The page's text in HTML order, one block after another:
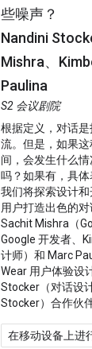
些噪声？
Nandini
Mishra、
Paulina
S2 会议剧院
根据定义，对话
流。但是，如果
间，会发生什么
吗？如果有，具体
我们将探索设计
用户打造出色的
Sachit Mishra（
Google 开发者、
计师）和 Marc
Wear 用户体验设
Stocker（对话设
Stocker）合作伙
在移动设备上进